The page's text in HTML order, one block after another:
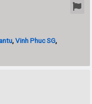
,Vinh Phuc SG,